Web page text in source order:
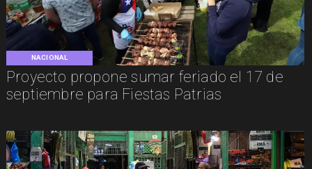
NACIONAL
Proyecto propone sumar feriado el 17 de
septiembre para Fiestas Patrias